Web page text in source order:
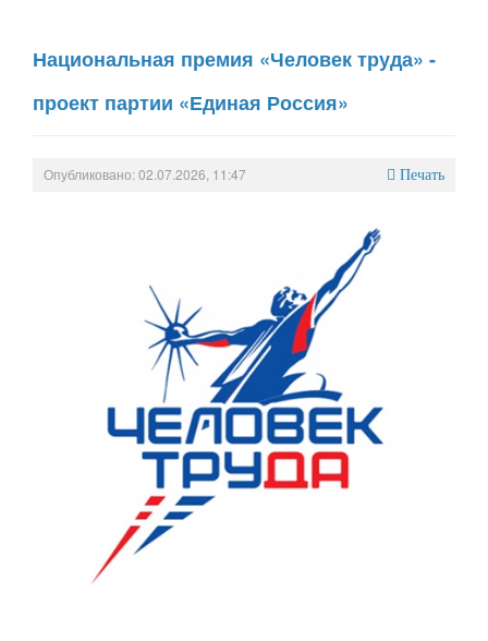
Национальная премия «Человек труда» -
проект партии «Единая Россия»
Опубликовано: 02.07.2026, 11:47 Печать